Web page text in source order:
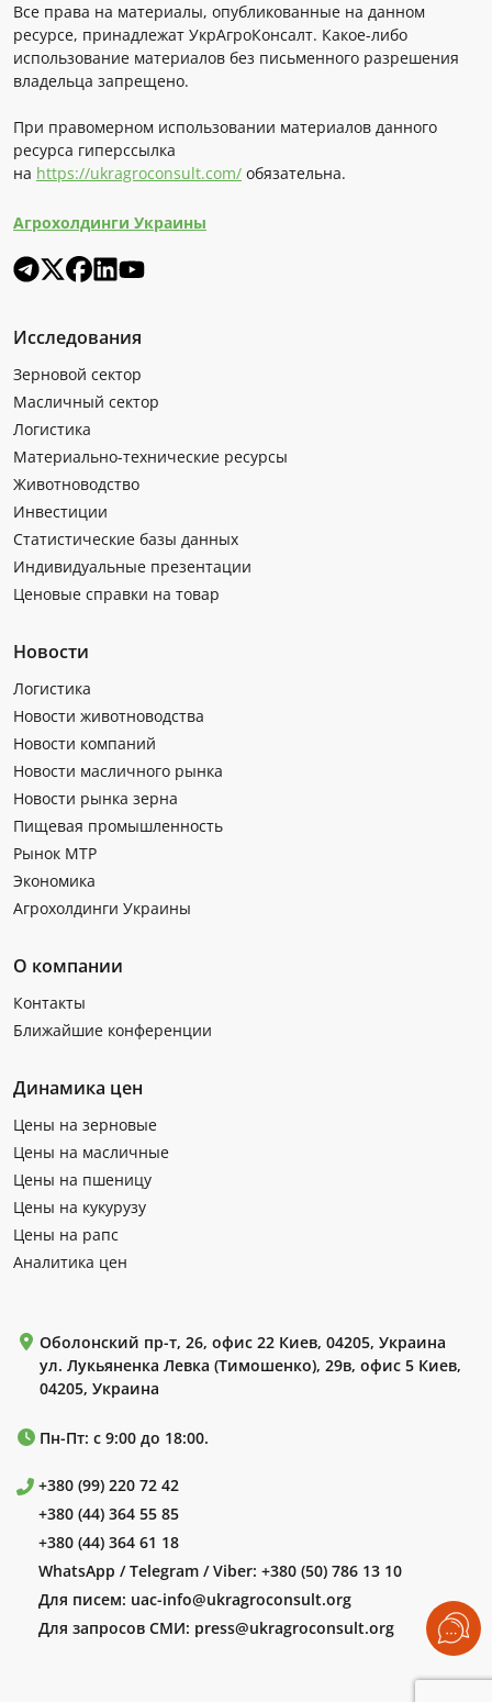
Все права на материалы, опубликованные на данном
ресурсе, принадлежат УкрАгроКонсалт. Какое-либо
использование материалов без письменного разрешения
владельца запрещено.
При правомерном использовании материалов данного
ресурса гиперссылка
на https://ukragroconsult.com/ обязательна.
Агрохолдинги Украины
Исследования
Зерновой сектор
Масличный сектор
Логистика
Материально-технические ресурсы
Животноводство
Инвестиции
Статистические базы данных
Индивидуальные презентации
Ценовые справки на товар
Новости
Логистика
Новости животноводства
Новости компаний
Новости масличного рынка
Новости рынка зерна
Пищевая промышленность
Рынок МТР
Экономика
Агрохолдинги Украины
О компании
Контакты
Ближайшие конференции
Динамика цен
Цены на зерновые
Цены на масличные
Цены на пшеницу
Цены на кукурузу
Цены на рапс
Аналитика цен
Оболонский пр-т, 26, офис 22 Киев, 04205, Украина
ул. Лукьяненка Левка (Тимошенко), 29в, офис 5 Киев,
04205, Украина
Пн-Пт: с 9:00 до 18:00.
+380 (99) 220 72 42
+380 (44) 364 55 85
+380 (44) 364 61 18
WhatsApp / Telegram / Viber: +380 (50) 786 13 10
Для писем: uac-info@ukragroconsult.org
Для запросов СМИ: press@ukragroconsult.org